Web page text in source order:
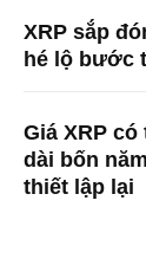
XRP sắp
hé lộ bước
Giá XRP
dài bốn
thiết lập lại